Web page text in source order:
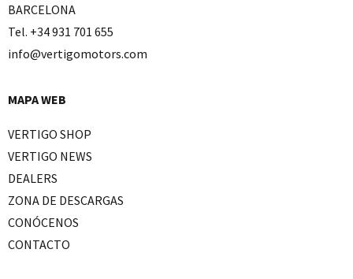
BARCELONA
Tel. +34 931 701 655
info@vertigomotors.com
MAPA WEB
VERTIGO SHOP
VERTIGO NEWS
DEALERS
ZONA DE DESCARGAS
CONÓCENOS
CONTACTO